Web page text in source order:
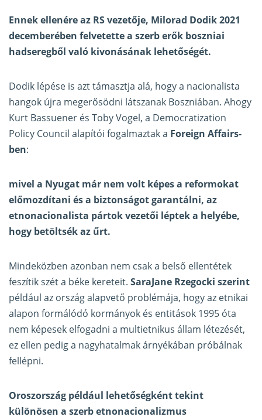
Ennek ellenére az RS vezetője, Milorad Dodik 2021
decemberében felvetette a szerb erők boszniai
hadseregből való kivonásának lehetőségét.
Dodik lépése is azt támasztja alá, hogy a nacionalista
hangok újra megerősödni látszanak Boszniában. Ahogy
Kurt Bassuener és Toby Vogel, a Democratization
Policy Council alapítói fogalmaztak a Foreign Affairs-
ben:
mivel a Nyugat már nem volt képes a reformokat
előmozdítani és a biztonságot garantálni, az
etnonacionalista pártok vezetői léptek a helyébe,
hogy betöltsék az űrt.
Mindeközben azonban nem csak a belső ellentétek
feszítik szét a béke kereteit. SaraJane Rzegocki szerint
például az ország alapvető problémája, hogy az etnikai
alapon formálódó kormányok és entitások 1995 óta
nem képesek elfogadni a multietnikus állam létezését,
ez ellen pedig a nagyhatalmak árnyékában próbálnak
fellépni.
Oroszország például lehetőségként tekint
különösen a szerb etnonacionalizmus